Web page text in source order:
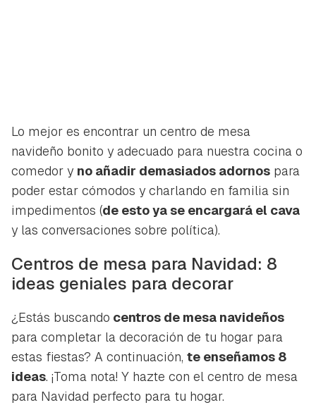
Lo mejor es encontrar un centro de mesa
navideño bonito y adecuado para nuestra cocina o
comedor y no añadir demasiados adornos para
poder estar cómodos y charlando en familia sin
impedimentos (de esto ya se encargará el cava
y las conversaciones sobre política).
Centros de mesa para Navidad: 8
ideas geniales para decorar
¿Estás buscando centros de mesa navideños
para completar la decoración de tu hogar para
estas fiestas? A continuación, te enseñamos 8
ideas. ¡Toma nota! Y hazte con el centro de mesa
para Navidad perfecto para tu hogar.